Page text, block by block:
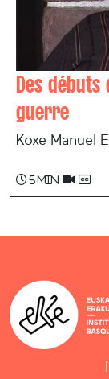
Des
guerre
Koxe Manuel
5 min